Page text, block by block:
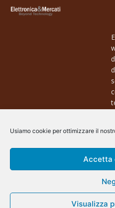
Usiamo cookie per ottimizzare il
Accetta
Visualizza
@ArsCommunication 2023